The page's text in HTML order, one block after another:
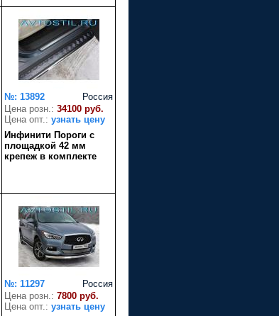
Россия
№: 13892
Цена розн.: 34100 руб.
Цена опт.: узнать цену
Инфинити Пороги с
площадкой 42 мм
крепеж в комплекте
Россия
№: 11297
Цена розн.: 7800 руб.
Цена опт.: узнать цену